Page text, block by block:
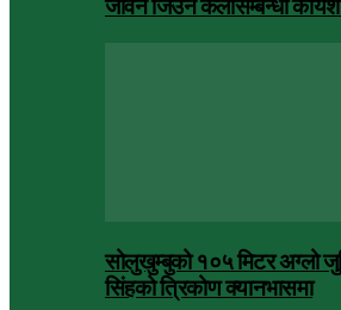
जीवन जिउने कलासम्बन्धी
सोलुखुम्बुको १०५ मिटर अग्लो
सिंहको त्रिकोण क्यानभासमा